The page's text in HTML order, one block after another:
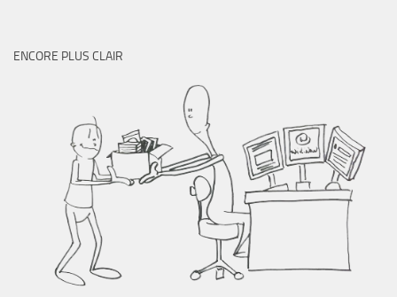
ENCORE PLUS CLAIR